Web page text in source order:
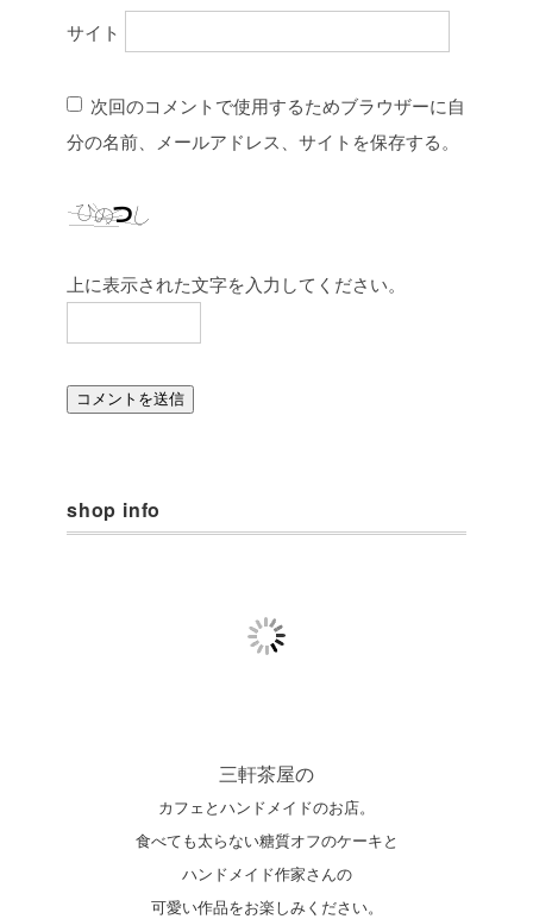
サイト
次回のコメントで使用するためブラウザーに自
分の名前、メールアドレス、サイトを保存する。
上に表示された文字を入力してください。
shop info
三軒茶屋の
カフェとハンドメイドのお店。
食べても太らない糖質オフのケーキと
ハンドメイド作家さんの
可愛い作品をお楽しみください。